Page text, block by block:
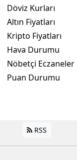
Döviz Kurları
Altın Fiyatları
Kripto Fiyatları
Hava Durumu
Nöbetçi Eczaneler
Puan Durumu
RSS